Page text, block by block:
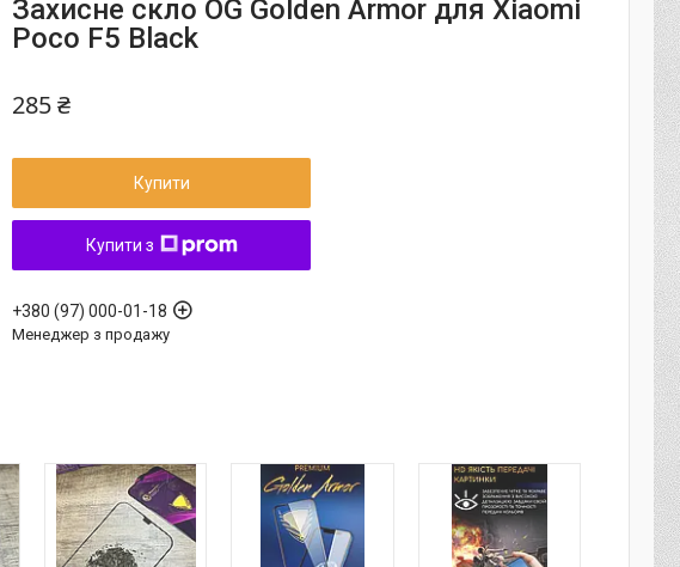
Захисне скло OG Golden Armor для Xiaomi
Poco F5 Black
285 ₴
Купити
Купити з
+380 (97) 000-01-18
Менеджер з продажу